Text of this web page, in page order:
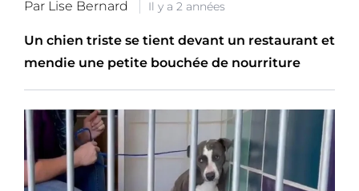
Par Lise Bernard Il y a 2 années
Un chien triste se tient devant un restaurant et
mendie une petite bouchée de nourriture